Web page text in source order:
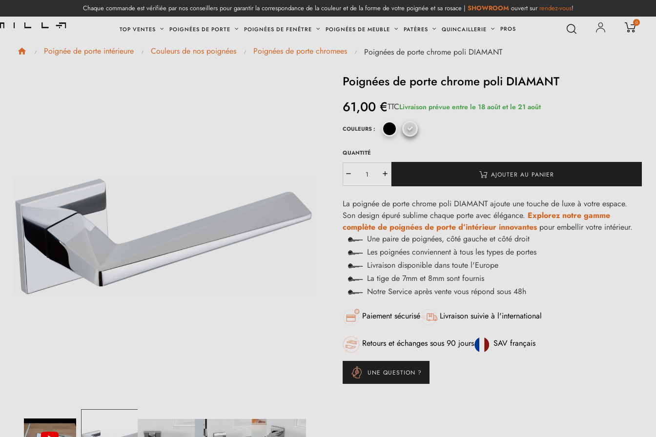
Chaque commande est vérifiée par nos conseillers pour garantir la correspondance de la couleur et de la forme de votre poignée et sa rosace | SHOWROOM ouvert sur rendez-vous!
TOP VENTES POIGNÉES DE PORTE POIGNÉES DE FENÊTRE POIGNÉES DE MEUBLE PATÈRES QUINCAILLERIE PROS
0
Poignée de porte intérieure Couleurs de nos poignées Poignées de porte chromees Poignées de porte chrome poli DIAMANT
Poignées de porte chrome poli DIAMANT
61,00 €TTCLivraison prévue entre le 18 août et le 21 août
COULEURS :
QUANTITÉ
AJOUTER AU PANIER
La poignée de porte chrome poli DIAMANT ajoute une touche de luxe à votre espace.
Son design épuré sublime chaque porte avec élégance. Explorez notre gamme
complète de poignées de porte d’intérieur innovantes pour embellir votre intérieur.
Une paire de poignées, côté gauche et côté droit
Les poignées conviennent à tous les types de portes
Livraison disponible dans toute l'Europe
La tige de 7mm et 8mm sont fournis
Notre Service après vente vous répond sous 48h
Paiement sécurisé Livraison suivie à l'international
Retours et échanges sous 90 jours SAV français
UNE QUESTION ?